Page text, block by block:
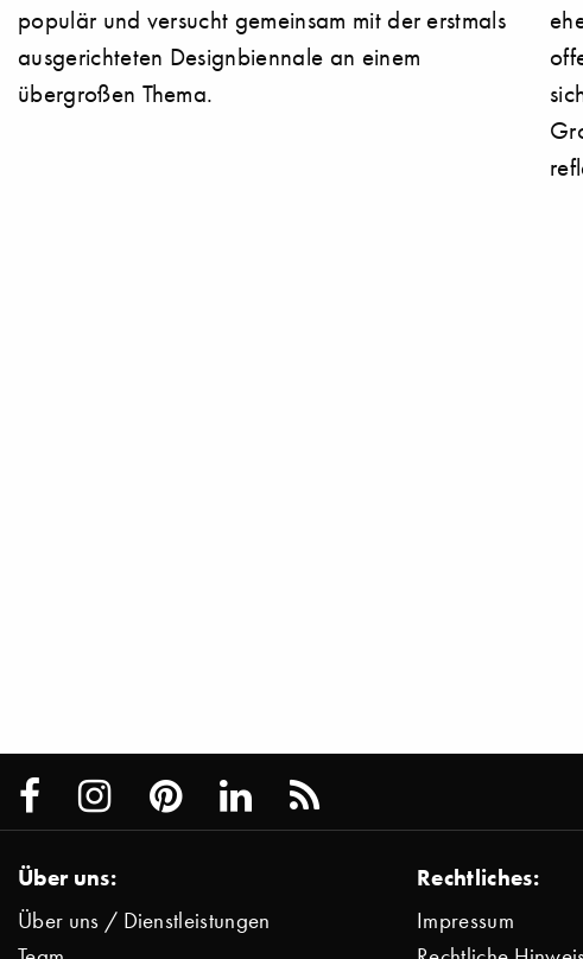
populär und versucht gemeinsam mit der erstmals
ausgerichteten Designbiennale an einem
übergroßen Thema.
Über uns:
Über uns / Dienstleistungen
Rechtliches:
Impressum